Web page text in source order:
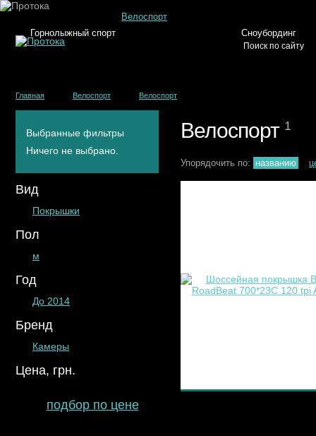
Горнолыжный спорт
Велоспорт
Сноубординг
Главная Велоспорт Велоспорт
Выбранные фильтры
Ничего не выбрано.
Вид
Покрышки
Пол
м
Год
До 2014
Бренд
Камеры
Цена, грн.
подбор по цене
Велоспорт 1
Упорядочить по: названию